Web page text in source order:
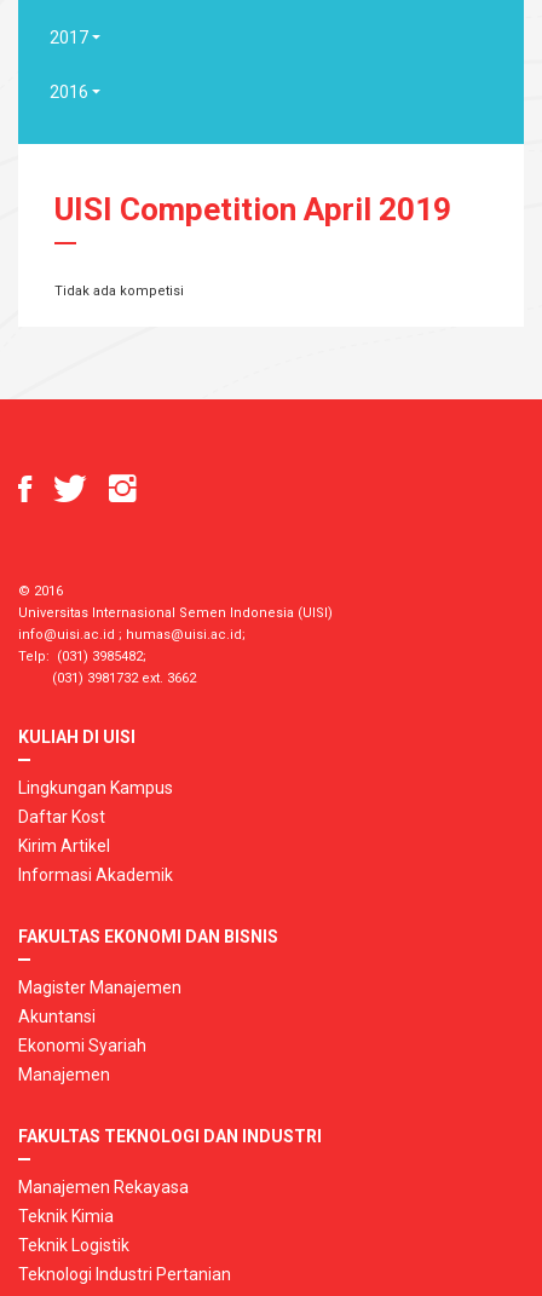
2017
2016
UISI Competition April 2019
Tidak ada kompetisi
© 2016
Universitas Internasional Semen Indonesia (UISI)
info@uisi.ac.id ; humas@uisi.ac.id;
Telp: (031) 3985482;
(031) 3981732 ext. 3662
KULIAH DI UISI
Lingkungan Kampus
Daftar Kost
Kirim Artikel
Informasi Akademik
FAKULTAS EKONOMI DAN BISNIS
Magister Manajemen
Akuntansi
Ekonomi Syariah
Manajemen
FAKULTAS TEKNOLOGI DAN INDUSTRI
Manajemen Rekayasa
Teknik Kimia
Teknik Logistik
Teknologi Industri Pertanian